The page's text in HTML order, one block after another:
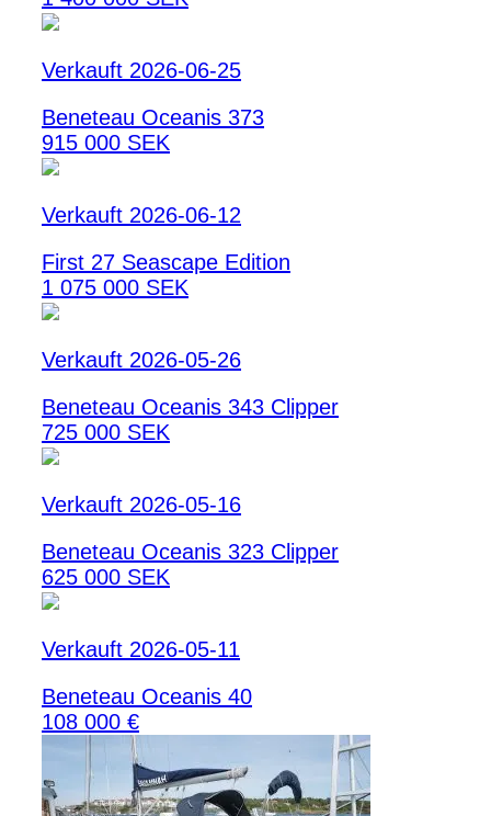
Verkauft 2026-06-25
Beneteau Oceanis 373
915 000 SEK
Verkauft 2026-06-12
First 27 Seascape Edition
1 075 000 SEK
Verkauft 2026-05-26
Beneteau Oceanis 343 Clipper
725 000 SEK
Verkauft 2026-05-16
Beneteau Oceanis 323 Clipper
625 000 SEK
Verkauft 2026-05-11
Beneteau Oceanis 40
108 000 €